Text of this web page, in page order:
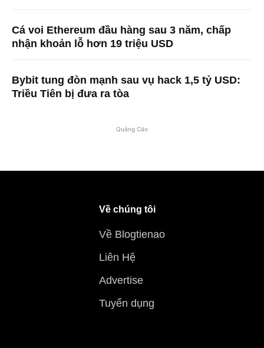
Cá voi Ethereum đầu hàng sau 3 năm, chấp
nhận khoản lỗ hơn 19 triệu USD
Bybit tung đòn mạnh sau vụ hack 1,5 tỷ USD:
Triều Tiên bị đưa ra tòa
Quảng Cáo
Về chúng tôi
Về Blogtienao
Liên Hệ
Advertise
Tuyển dụng